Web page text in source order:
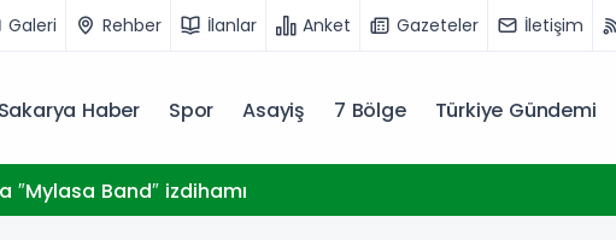
Galeri Rehber İlanlar Anket Gazeteler İletişim
Sakarya Haber Spor Asayiş 7 Bölge Türkiye Gündemi
″Mylasa Band″ izdihamı